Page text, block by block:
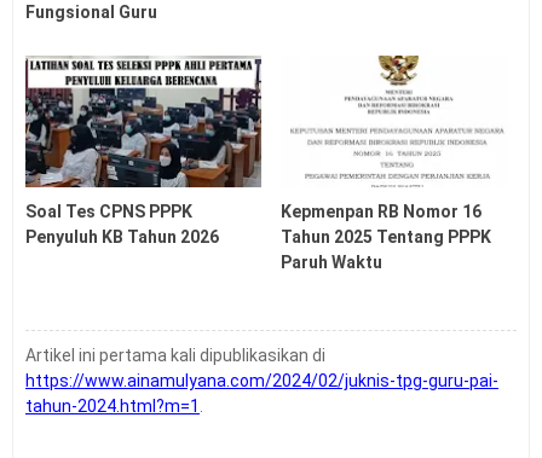
Fungsional Guru
Soal Tes CPNS PPPK
Penyuluh KB Tahun 2026
Kepmenpan RB Nomor 16
Tahun 2025 Tentang PPPK
Paruh Waktu
Artikel ini pertama kali dipublikasikan di
https://www.ainamulyana.com/2024/02/juknis-tpg-guru-pai-
tahun-2024.html?m=1 .